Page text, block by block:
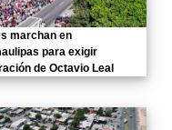
marchan en
para exigir
de Octavio Leal